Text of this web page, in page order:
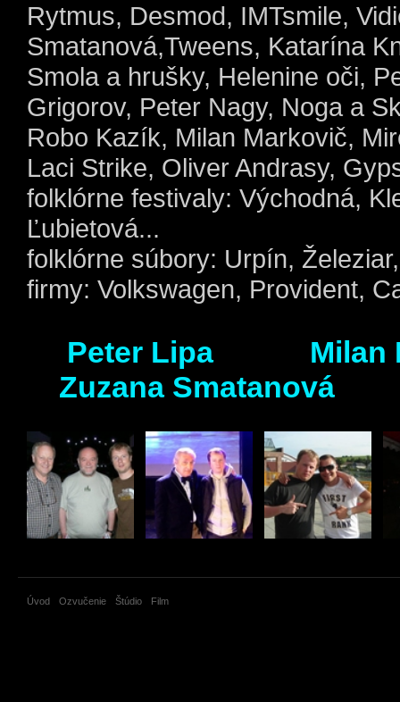
Rytmus, Desmod, IMTsmile,
Smatanová,Tweens, Katarína
Smola a hrušky, Helenine oči,
Grigorov, Peter Nagy, Noga a
Robo Kazík, Milan Markovič,
Laci Strike, Oliver Andrasy,
folklórne festivaly: Východná,
Ľubietová...
folklórne súbory: Urpín,
firmy: Volkswagen, Provident,
Peter Lipa
Zuzana
Úvod Ozvučenie Štúdio Film